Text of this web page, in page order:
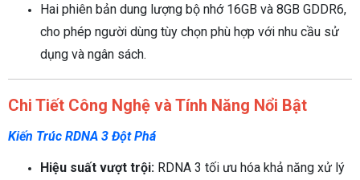
Hai phiên bản dung lượng bộ nhớ 16GB và 8GB GDDR6,
cho phép người dùng tùy chọn phù hợp với nhu cầu sử
dụng và ngân sách.
Chi Tiết Công Nghệ và Tính Năng Nổi Bật
Kiến Trúc RDNA 3 Đột Phá
Hiệu suất vượt trội: RDNA 3 tối ưu hóa khả năng xử lý